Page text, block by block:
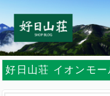
好日山荘 イオンモー